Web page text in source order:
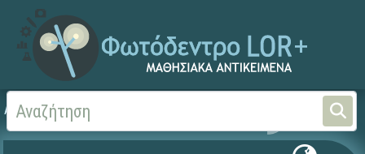
Αρχική Ξένες Γλώσσες -